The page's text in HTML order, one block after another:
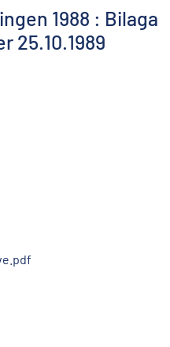
1988 : Bilaga
25.10.1989